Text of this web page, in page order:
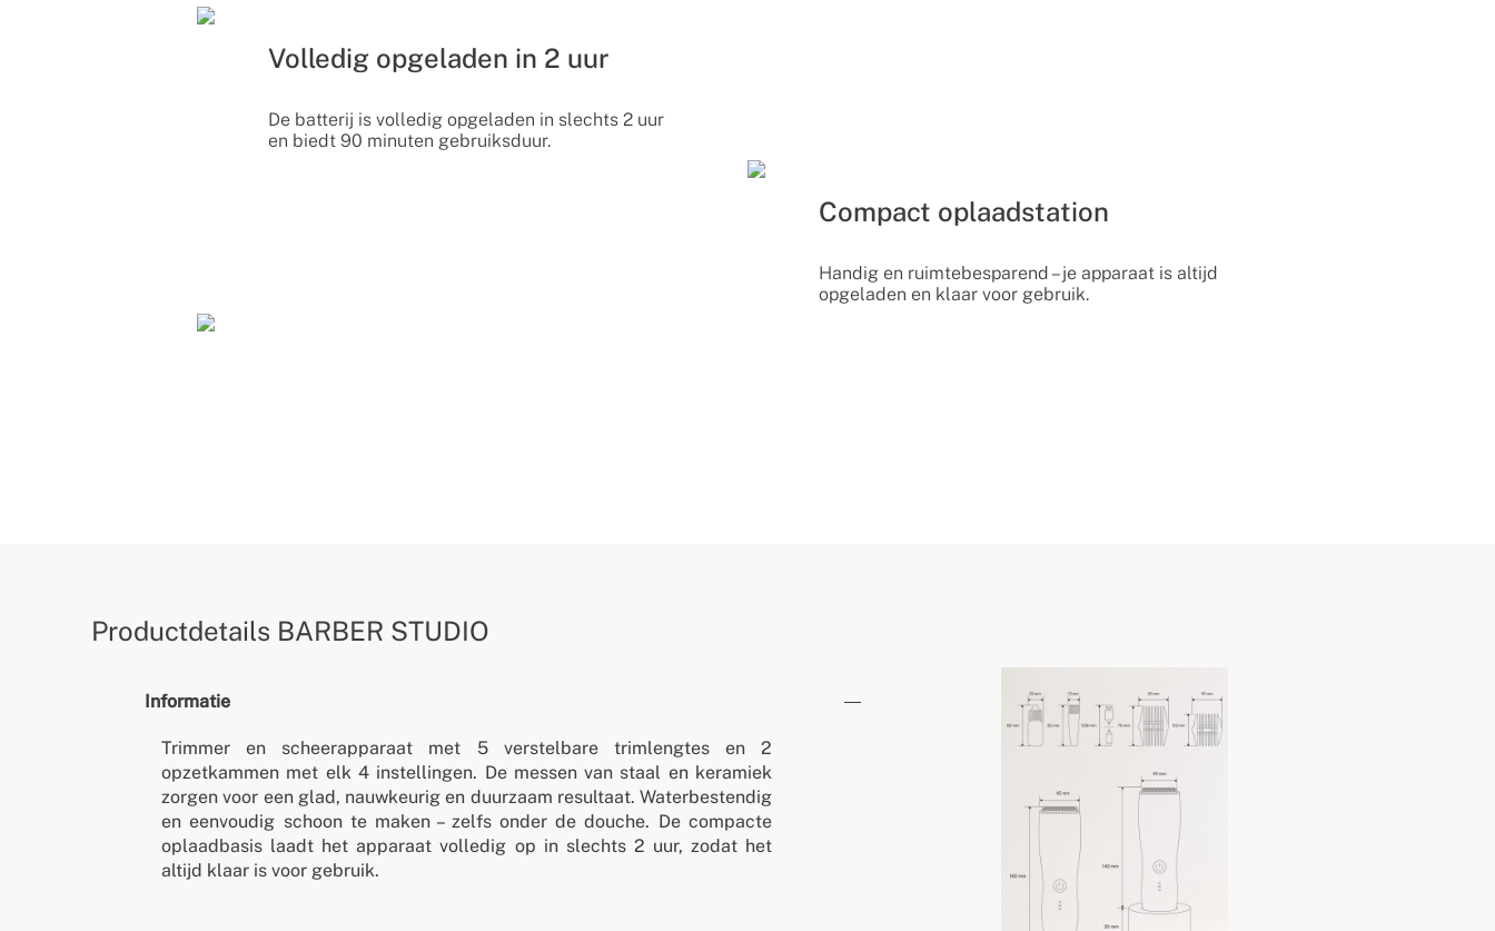
Volledig opgeladen in 2 uur
De batterij is volledig opgeladen in slechts 2 uur
en biedt 90 minuten gebruiksduur.
Compact oplaadstation
Handig en ruimtebesparend – je apparaat is altijd
opgeladen en klaar voor gebruik.
Productdetails BARBER STUDIO
Informatie
Trimmer en scheerapparaat met 5 verstelbare trimlengtes en 2
opzetkammen met elk 4 instellingen. De messen van staal en keramiek
zorgen voor een glad, nauwkeurig en duurzaam resultaat. Waterbestendig
en eenvoudig schoon te maken – zelfs onder de douche. De compacte
oplaadbasis laadt het apparaat volledig op in slechts 2 uur, zodat het
altijd klaar is voor gebruik.